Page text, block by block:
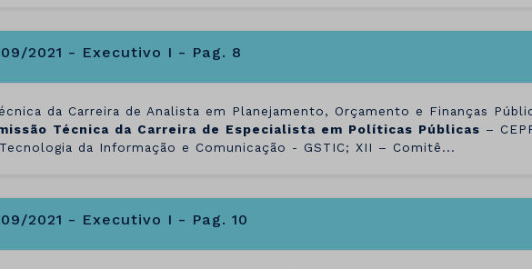
2021 - Executivo I - Pag. 8
da Carreira de Analista em Planejamento, Orçamento e Finanças
Técnica da Carreira de Especialista em Políticas Públicas –
da Informação e Comunicação - GSTIC; XII – Comitê...
2021 - Executivo I - Pag. 10